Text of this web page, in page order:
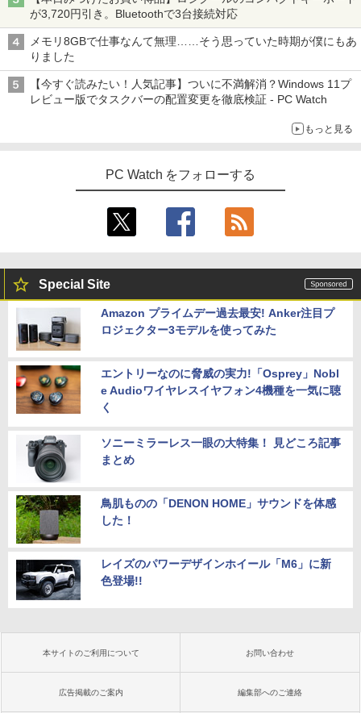
コカ・コーラ やかんの麦茶 from 爽健美茶 ラ
ベルレス 650mlPET×24本
スーパーの裏でヤニ吸うふたり 9巻 (デジタル
版ビッグガンガンコミックス)
￥810
Bluetooth Wi-Fi 送料無料 保証付き
￥13,800
4
往復送料込！パソコンレンタルハイスペ
ックモデルCore i7/16G/SSD/カメラ付き
ンストール済※この商品はレンタルで
￥14,300
パソコン win11 office付・整備済み品・
メモリ8GB / 高速SSD搭載 / Webカメラ /
HDMI・VGA / WiFi / 超軽量モバイルノー
ト ・初期設定不要
4
【1,000円クーポン＋ポイント最大31.5%
フルHD(1920×1080) IPS 144Hz 103%sR
GB 1500:1コントラスト比 300cd 高色精
度 低ブルーライト フリッカーフリー Ad
【公式店】 モニター 23.8インチ 144Hz
FHD pcモニター フリッカーレス FullHD
Sync ブラック MAXZEN MJM24IC01 M
JM24IC02-F144 マクスゼン マクスゼン
レビューCP1000
￥13,280
4
【3千円以上送料無料】タッチペンで音が
聞ける!はじめてずかん1000 英語つき／
小学館辞典編集部
薬屋のひとりごと 17巻 【電子書籍】[ 日
が3,720円引き。Bluetoothで3台接続対応
メモリ8GBで仕事なんて無理……そう思っていた時期が僕にもあ
りました
【今すぐ読みたい！人気記事】ついに不満解消？Windows 11プ
レビュー版でタスクバーの配置変更を徹底検証 - PC Watch
もっと見る
PC Watch をフォローする
Special Site
Amazon プライムデー過去最安! Anker注目プ
ロジェクター3モデルを使ってみた
エントリーなのに脅威の実力!「Osprey」Nobl
e Audioワイヤレスイヤフォン4機種を一気に聴
く
ソニーミラーレス一眼の大特集！ 見どころ記事
まとめ
鳥肌ものの「DENON HOME」サウンドを体感
した！
レイズのパワーデザインホイール「M6」に新
色登場!!
本サイトのご利用について お問い合わせ
広告掲載のご案内 編集部へのご連絡